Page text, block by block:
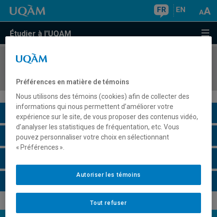
FR EN
Étudier à l'UQAM
COURS//
Description du cours
Horaire - Été 2026
Préférences en matière de témoins
Nous utilisons des témoins (cookies) afin de collecter des
informations qui nous permettent d’améliorer votre
expérience sur le site, de vous proposer des contenus vidéo,
d’analyser les statistiques de fréquentation, etc. Vous
pouvez personnaliser votre choix en sélectionnant
« Préférences ».
Tout refuser
Autoriser les témoins